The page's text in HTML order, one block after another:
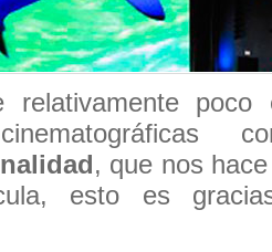
relativamente poco
, que nos
esto es